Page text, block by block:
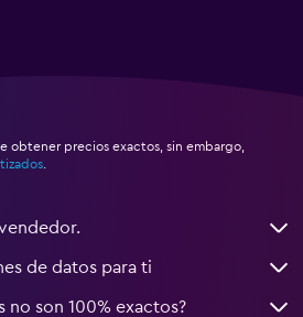
obtener precios exactos, sin embargo,
de datos para ti
no son 100% exactos?